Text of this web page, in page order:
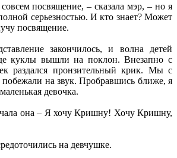
посвящение, – сказала мэр, – но я
серьезностью. И кто знает? Может
посвящение.
закончилось, и волна детей
куклы вышли на поклон. Внезапно с
раздался пронзительный крик. Мы с
на звук. Пробравшись ближе, я
девочка.
она – Я хочу Кришну! Хочу Кришну,
на девчушке.